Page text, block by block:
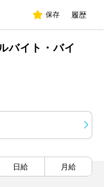
保存 履歴
バイト・バイ
日給 月給